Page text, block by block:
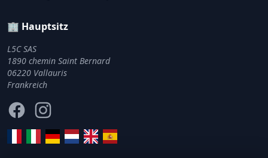
🏢 Hauptsitz
L5C SAS
1890 chemin Saint Bernard
06220 Vallauris
Frankreich
FacebookInstagram